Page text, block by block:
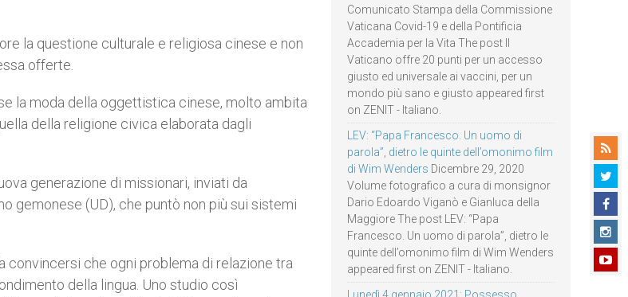
la questione culturale e religiosa cinese e non
offerte.
la moda della oggettistica cinese, molto ambita
della religione civica elaborata dagli
generazione di missionari, inviati da
gemonese (UD), che puntò non più sui sistemi
convincersi che ogni problema di relazione tra
della lingua. Uno studio così
Comunicato Stampa della Commissione
Vaticana Covid-19 e della Pontificia
Accademia per la Vita The post Il
Vaticano offre 20 punti per un accesso
giusto ed universale ai vaccini, per un
mondo più sano e giusto appeared first
on ZENIT - Italiano.
LEV: “Papa Francesco. Un uomo di
parola”, dietro le quinte dell’omonimo film
di Wim Wenders Dicembre 29, 2020
Volume fotografico a cura di monsignor
Dario Edoardo Viganò e Gianluca della
Maggiore The post LEV: “Papa
Francesco. Un uomo di parola”, dietro le
quinte dell’omonimo film di Wim Wenders
appeared first on ZENIT - Italiano.